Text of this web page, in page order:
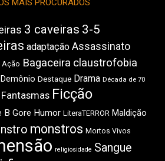
MAIS PROCURADOS
3 caveiras 3-5
adaptação Assassinato
Ação Bagaceira claustrofobia
Demônio Destaque Drama Década de 70
Fantasmas Ficção
B Gore Humor LiteraTERROR Maldição
monstros Mortos Vivos
religiosidade Sangue